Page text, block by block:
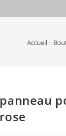
Accueil »
panneau
rose